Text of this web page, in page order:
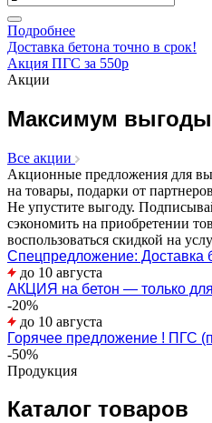
Подробнее
Доставка бетона точно в срок!
Акция ПГС за 550р
Акции
Максимум выгоды
Все акции
Акционные предложения для
на товары, подарки от
Не упустите выгоду.
сэкономить на приобретении
воспользоваться скидкой на
Спецпредложение: Доставка
до 10 августа
АКЦИЯ на бетон — только
-20%
до 10 августа
Горячее предложение ! ПГС
-50%
Продукция
Каталог товаров